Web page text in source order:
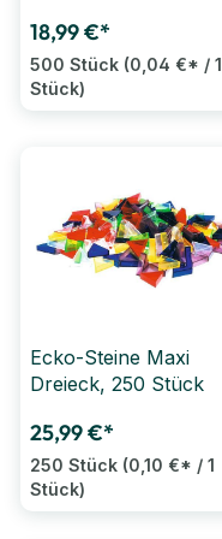
18,99 €*
500 Stück (0,04 €* / 1
Stück)
Ecko-Steine Maxi
Dreieck, 250 Stück
25,99 €*
250 Stück (0,10 €* / 1
Stück)